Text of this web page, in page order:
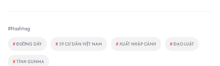
#Hashtag
#ĐƯỜNG DÂY # 19 CƯ DÂN VIỆT NAM #XUẤT NHẬP CẢNH #ĐẠO LUẬT
#TỈNH GUNMA